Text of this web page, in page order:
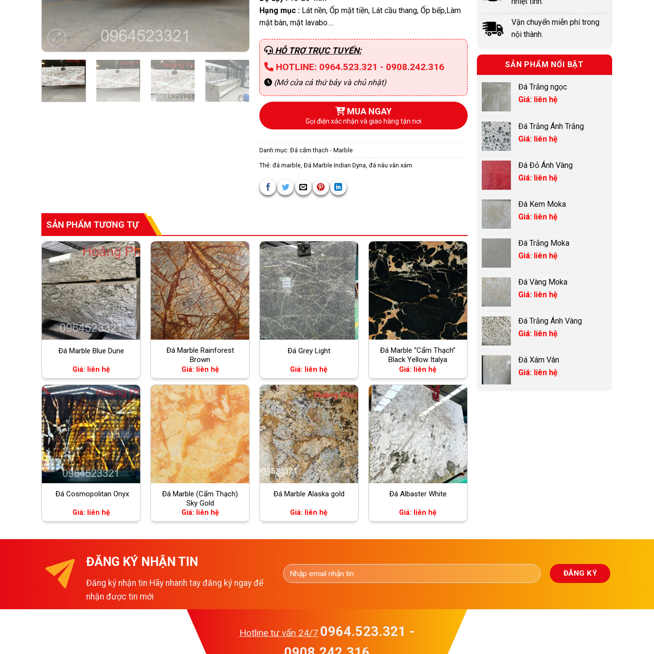
Hạng mục :Lát nền, Ốp mặt tiền, Lát cầu thang, Ốp bếp,Làm
mặt bàn, mặt lavabo….
HỖ TRỢ TRỰC TUYẾN:
HOTLINE: 0964.523.321 - 0908.242.316
(Mở cửa cả thứ bảy và chủ nhật)
MUA NGAY
Gọi điện xác nhận và giao hàng tận nơi
Danh mục: Đá cẩm thạch - Marble
Thẻ: đá marble, Đá Marble Indian Dyna, đá nâu vân xám
SẢN PHẨM TƯƠNG TỰ
Đá Marble Blue Dune
Giá: liên hệ
Đá Marble Rainforest
Brown
Giá: liên hệ
Đá Grey Light
Giá: liên hệ
Đá Marble “Cẩm Thạch”
Black Yellow Italya
Giá: liên hệ
Đá Cosmopolitan Onyx
Giá: liên hệ
Đá Marble (Cẩm Thạch)
Sky Gold
Giá: liên hệ
Đá Marble Alaska gold
Giá: liên hệ
Đá Albaster White
Giá: liên hệ
Vận chuyển miễn phí trong
nội thành.
SẢN PHẨM NỔI BẬT
Đá Trắng ngọc
Giá: liên hệ
Đá Trắng Ánh Trắng
Giá: liên hệ
Đá Đỏ Ánh Vàng
Giá: liên hệ
Đá Kem Moka
Giá: liên hệ
Đá Trắng Moka
Giá: liên hệ
Đá Vàng Moka
Giá: liên hệ
Đá Trắng Ánh Vàng
Giá: liên hệ
Đá Xám Vân
Giá: liên hệ
ĐĂNG KÝ NHẬN TIN
Đăng ký nhận tin Hãy nhanh tay đăng ký ngay để
nhận được tin mới
Hotline tư vấn 24/7 0964.523.321 -